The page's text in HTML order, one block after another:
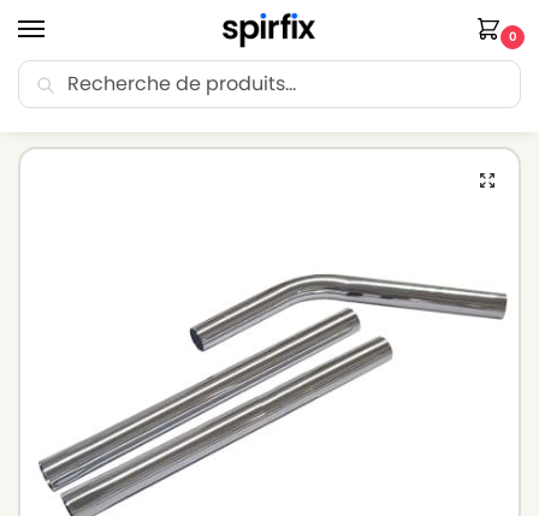
0
🚚 Livraison Point Relais offerte dès 30€ d’achat.